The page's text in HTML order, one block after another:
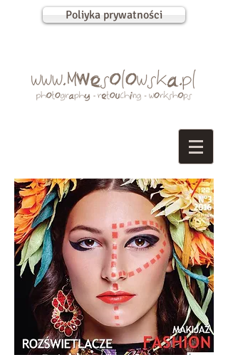
Poliyka prywatności